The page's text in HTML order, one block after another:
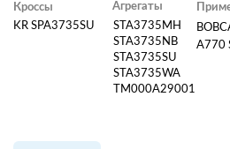
Кроссы
KR SPA3735SU
Агрегаты
STA3735MH
STA3735NB
STA3735SU
STA3735WA
TM000A29001
A770